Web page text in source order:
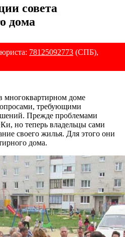
совета
дома
78125092773 (СПБ),
доме
требующими
Прежде проблемами
но теперь владельцы сами
своего жилья. Для этого они
дома.